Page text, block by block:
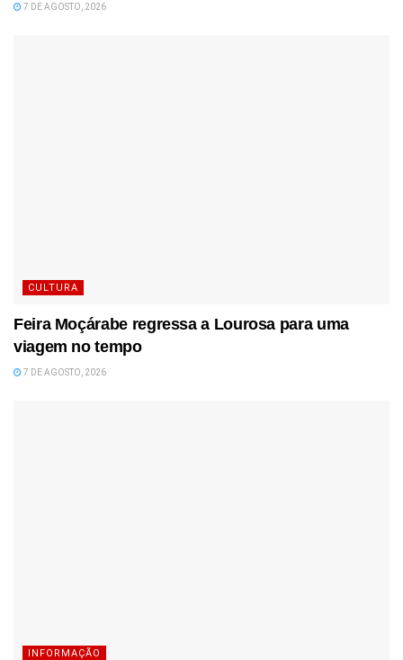
7 DE AGOSTO, 2026
CULTURA
Feira Moçárabe regressa a Lourosa para uma
viagem no tempo
7 DE AGOSTO, 2026
INFORMAÇÃO